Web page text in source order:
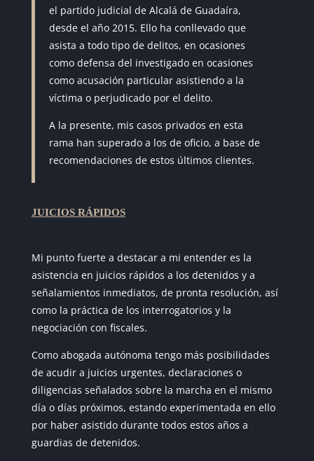
el partido judicial de Alcalá de Guadaíra,
desde el año 2015. Ello ha conllevado que
asista a todo tipo de delitos, en ocasiones
como defensa del investigado en ocasiones
como acusación particular asistiendo a la
víctima o perjudicado por el delito.
A la presente, mis casos privados en esta
rama han superado a los de oficio, a base de
recomendaciones de estos últimos clientes.
JUICIOS RÁPIDOS
Mi punto fuerte a destacar a mi entender es la
asistencia en juicios rápidos a los detenidos y a
señalamientos inmediatos, de pronta resolución, así
como la práctica de los interrogatorios y la
negociación con fiscales.
Como abogada autónoma tengo más posibilidades
de acudir a juicios urgentes, declaraciones o
diligencias señalados sobre la marcha en el mismo
día o días próximos, estando experimentada en ello
por haber asistido durante todos estos años a
guardias de detenidos.